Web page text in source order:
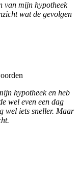
van mijn hypotheek
wat de gevolgen
hypotheek en heb
wel even een dag
wel iets sneller. Maar